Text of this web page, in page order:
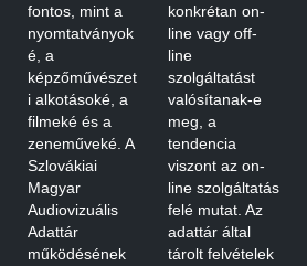
fontos, mint a
nyomtatványok
é, a
képzőművészet
i alkotásoké, a
filmeké és a
zeneműveké. A
Szlovákiai
Magyar
Audiovizuális
Adattár
működésének
konkrétan on-
line vagy off-
line
szolgáltatást
valósítanak-e
meg, a
tendencia
viszont az on-
line szolgáltatás
felé mutat. Az
adattár által
tárolt felvételek